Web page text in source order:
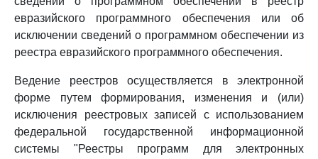
евразийского программного обеспечения или об
исключении сведений о программном обеспечении из
реестра евразийского программного обеспечения.
Ведение реестров осуществляется в электронной
форме путем формирования, изменения и (или)
исключения реестровых записей с использованием
федеральной государственной информационной
системы "Реестры программ для электронных